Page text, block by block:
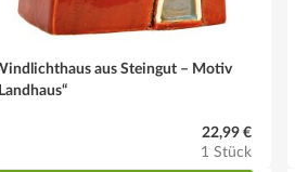
zu fördern
aus Steingut – Motiv
22,99 €
1 Stück